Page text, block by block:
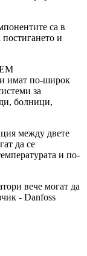
са в
и
имат по-широк
за
болници,
между двете
да се
и по-
вече могат да
- Danfoss